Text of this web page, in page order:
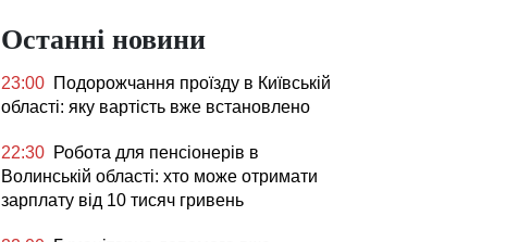
Останні новини
23:00 Подорожчання проїзду в Київській
області: яку вартість вже встановлено
22:30 Робота для пенсіонерів в
Волинській області: хто може отримати
зарплату від 10 тисяч гривень